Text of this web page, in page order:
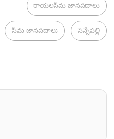
రాయలసీమ జానపదాలు
సీమ జానపదాలు సెన్నేపల్లి